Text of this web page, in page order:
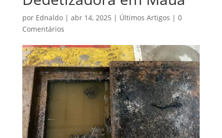
por Ednaldo| abr 14, 2025 | Últimos Artigos | 0
Comentários